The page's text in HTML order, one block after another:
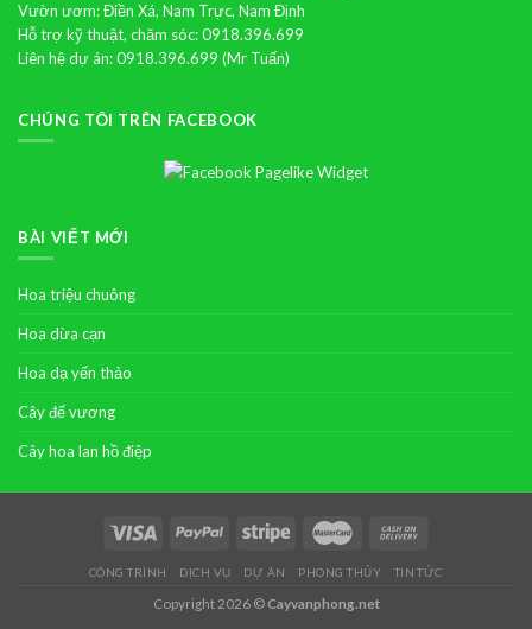
Vườn ươm: Điền Xá, Nam Trực, Nam Định
Hỗ trợ kỹ thuật, chăm sóc: 0918.396.699
Liên hệ dự án: 0918.396.699 (Mr Tuấn)
CHÚNG TÔI TRÊN FACEBOOK
BÀI VIẾT MỚI
Hoa triệu chuông
Hoa dừa cạn
Hoa dạ yến thảo
Cây đế vương
Cây hoa lan hồ điệp
CÔNG TRÌNH DỊCH VỤ DỰ ÁN PHONG THỦY TIN TỨC
Copyright 2026 ©Cayvanphong.net